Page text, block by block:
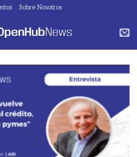
Sobre Nosotros